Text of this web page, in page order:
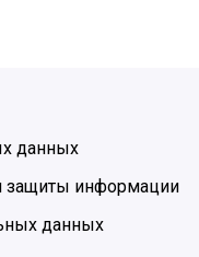
данных
защиты информации
данных